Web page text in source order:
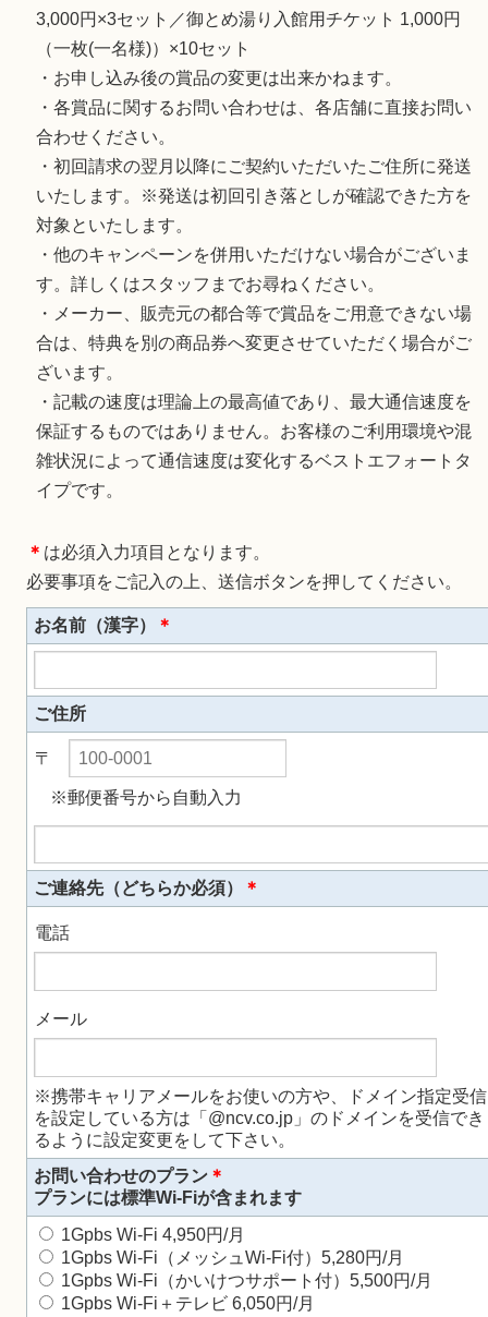
3,000円×3セット／御とめ湯り入館用チケット 1,000円
（一枚(一名様)）×10セット
・お申し込み後の賞品の変更は出来かねます。
・各賞品に関するお問い合わせは、各店舗に直接お問い
合わせください。
・初回請求の翌月以降にご契約いただいたご住所に発送
いたします。※発送は初回引き落としが確認できた方を
対象といたします。
・他のキャンペーンを併用いただけない場合がございま
す。詳しくはスタッフまでお尋ねください。
・メーカー、販売元の都合等で賞品をご用意できない場
合は、特典を別の商品券へ変更させていただく場合がご
ざいます。
・記載の速度は理論上の最高値であり、最大通信速度を
保証するものではありません。お客様のご利用環境や混
雑状況によって通信速度は変化するベストエフォートタ
イプです。
＊ は必須入力項目となります。
必要事項をご記入の上、送信ボタンを押してください。
お名前（漢字） ＊
ご住所
〒
※郵便番号から自動入力
ご連絡先（どちらか必須） ＊
電話
メール
※携帯キャリアメールをお使いの方や、ドメイン指定受信
を設定している方は「@ncv.co.jp」のドメインを受信でき
るように設定変更をして下さい。
お問い合わせのプラン ＊
プランには標準Wi-Fiが含まれます
1Gpbs Wi-Fi 4,950円/月
1Gpbs Wi-Fi（メッシュWi-Fi付）5,280円/月
1Gpbs Wi-Fi（かいけつサポート付）5,500円/月
1Gpbs Wi-Fi＋テレビ 6,050円/月